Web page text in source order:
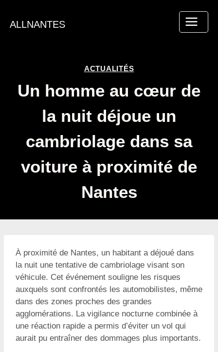
contenu
ALLNANTES
ACTUALITÉS
Un homme au cœur de
la nuit déjoue un
cambriolage dans sa
voiture à proximité de
Nantes
À proximité de Nantes, un habitant a déjoué dans
la nuit une tentative de cambriolage visant son
véhicule. Cet événement souligne les risques
auxquels sont confrontés les automobilistes, même
dans des zones proches des grandes
agglomérations. La vigilance nocturne combinée à
une réaction rapide a permis d’éviter un vol qui
aurait pu entraîner des dommages plus importants.